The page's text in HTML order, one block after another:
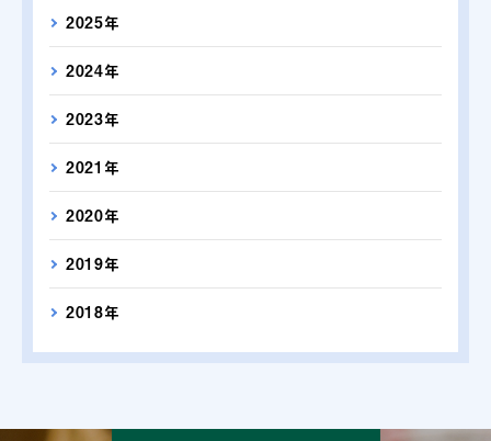
2025年
2024年
2023年
2021年
2020年
2019年
2018年